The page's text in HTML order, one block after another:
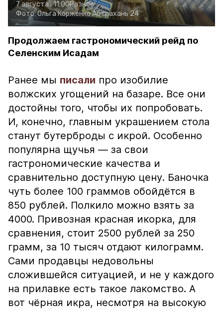
7 августа , 11:00Разное
Фото:Ольга КорженкоАстрахань 24
Продолжаем гастрономический рейд по
Селенским Исадам
Ранее мы писали про изобилие
волжских угощений на базаре. Все они
достойны того, чтобы их попробовать.
И, конечно, главным украшением стола
станут бутерброды с икрой. Особенно
популярна щучья — за свои
гастрономические качества и
сравнительно доступную цену. Баночка
чуть более 100 граммов обойдётся в
850 рублей. Полкило можно взять за
4000. Привозная красная икорка, для
сравнения, стоит 2500 рублей за 250
грамм, за 10 тысяч отдают килограмм.
Сами продавцы недовольны
сложившейся ситуацией, и не у каждого
на прилавке есть такое лакомство. А
вот чёрная икра, несмотря на высокую